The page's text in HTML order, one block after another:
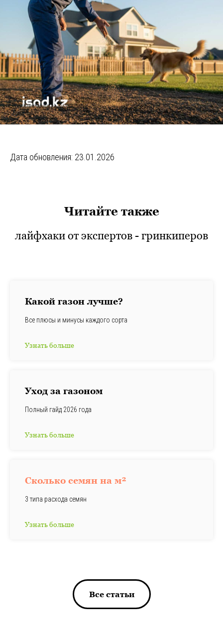
Дата обновления: 23.01.2026
Читайте также
лайфхаки от экспертов - гринкиперов
Какой газон лучше?
Все плюсы и минусы каждого сорта
Узнать больше
Уход за газоном
Полный гайд 2026 года
Узнать больше
Сколько семян на м²
3 типа расхода семян
Узнать больше
Все статьи